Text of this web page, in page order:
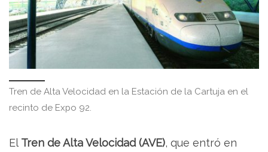
Tren de Alta Velocidad en la Estación de la Cartuja en el
recinto de Expo 92.
ElTren de Alta Velocidad (AVE), que entró en